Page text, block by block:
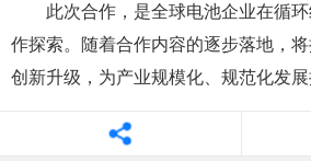
此次合作，是全球电池企业在循
作探索。随着合作内容的逐步落地，
创新升级，为产业规模化、规范化发展